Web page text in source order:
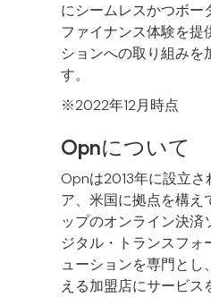
にシームレスかつボー
ファイナンス体験を提
ションへの取り組みを
す。
※2022年12月時点
Opnについて
Opnは2013年に設立
ア、米国に拠点を構え
ップのオンライン決済
ジタル・トランスフォ
ューションを専門とし
える加盟店にサービス